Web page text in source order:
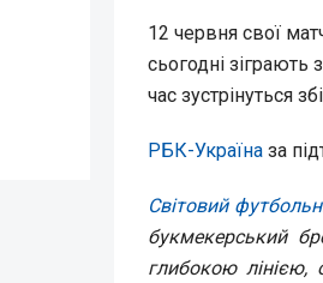
12 червня свої
сьогодні зіграють
час зустрінуться
РБК-Україна за
Світовий
букмекерський
глибокою